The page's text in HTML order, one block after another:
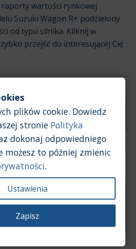
raporty wartości rynkowej
Suzuki Wagon R+ podzielony
od typu silnika. Kliknij w
przejść do interesującej Cię
plików cookie. Dowiedz
stronie Polityka
dokonaj odpowiedniego
możesz to później zmienic
.
Ustawienia
Zapisz